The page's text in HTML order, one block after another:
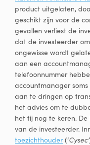
product uitgelaten,
geschikt zijn voor de
gevallen verliest de
dat de investeerder
ongewisse wordt
aan een
telefoonnummer
accountmanager
aan te dringen op
het advies om te
het tij nog te keren.
van de investeerder.
toezichthouder(‘Cysec’